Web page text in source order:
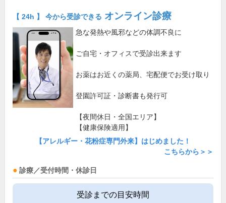
【 24h 】 今から受診できる オンライン診療
急な発熱や風邪などの体調不良に
ご自宅・オフィスで受診出来ます
お薬はお近くの薬局、宅配便でお受け取り
登園許可証・診断書も発行可
【夜間休日・全国エリア】
【健康保険適用】
【アレルギー・花粉症専門外来】はじめました！
こちらから＞＞
診療／受付時間・休診日
受診までの目安時間